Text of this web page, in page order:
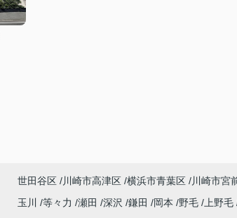
世田谷区 川崎市高津区 横浜市青葉区 川崎市宮
玉川 等々力 瀬田 深沢 鎌田 岡本 野毛 上野毛